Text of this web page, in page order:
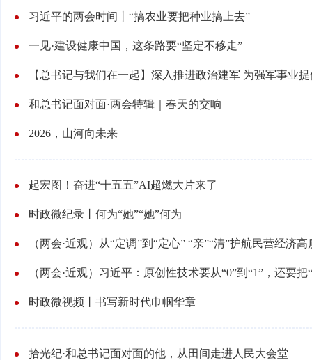
习近平的两会时间丨“搞农业要把种业搞上去”
一见·建设健康中国，这条路要“坚定不移走”
【总书记与我们在一起】深入推进政治建军 为强军事业
和总书记面对面·两会特辑｜春天的交响
2026，山河向未来
起宏图！奋进“十五五”AI超燃大片来了
时政微纪录丨何为“她”“她”何为
（两会·近观）从“定调”到“定心” “亲”“清”护航民营经济
（两会·近观）习近平：原创性技术要从“0”到“1”，还要把
时政微视频丨书写新时代巾帼华章
拾光纪·和总书记面对面的他，从田间走进人民大会堂